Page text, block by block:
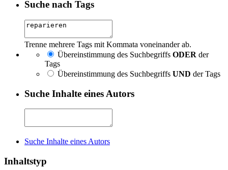
Suche nach Tags
Trenne mehrere Tags mit Kommata voneinander ab.
Übereinstimmung des Suchbegriffs ODER der
Tags
Übereinstimmung des Suchbegriffs UND der Tags
Suche Inhalte eines Autors
Suche Inhalte eines Autors
Inhaltstyp